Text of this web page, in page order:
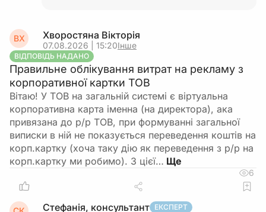
ВХ Хворостяна Вікторія
07.08.2026 | 15:20Інше
ВІДПОВІДЬ НАДАНО
Правильне облікування витрат на рекламу з
корпоративної картки ТОВ
Вітаю! У ТОВ на загальній системі є віртуальна
корпоративна карта іменна (на директора), ака
привязана до р/р ТОВ, при формуванні загальної
виписки в ній не показується переведення коштів на
корп.картку (хоча таку дію як переведення з р/р на
корп.картку ми робимо). З цієї…
6
Стефанія, консультант ЕКСПЕРТ